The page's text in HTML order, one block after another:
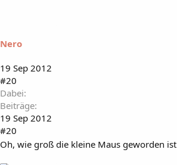
Nero
19 Sep 2012
#20
Dabei
Beiträge
19 Sep 2012
#20
Oh, wie groß die kleine Maus geworden ist